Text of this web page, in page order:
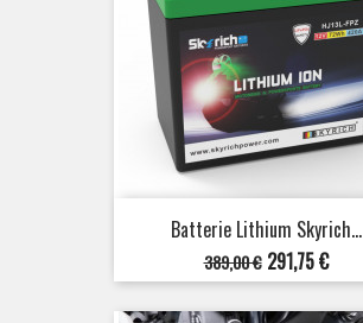
Batterie Lithium Skyrich...
Prix
de
base
389,00 € Prix
291,75 €